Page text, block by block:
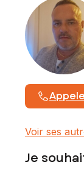
numéro 804
Voir ses
Je